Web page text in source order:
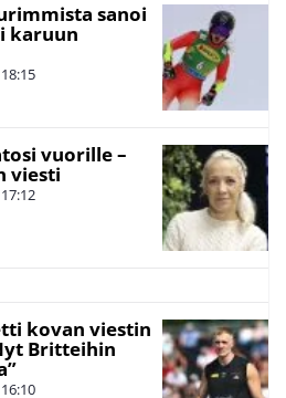
sanoi
karuun
18:15
vuorille –
viesti
17:12
kovan viestin
Britteihin
16:10